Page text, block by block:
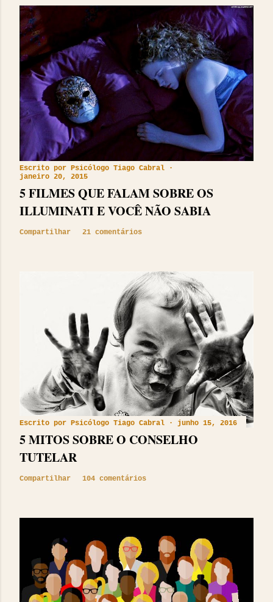
Escrito por Psicólogo Tiago Cabral
janeiro 20, 2015
5 FILMES QUE FALAM SOBRE OS
ILLUMINATI E VOCÊ NÃO SABIA
Compartilhar 21 comentários
Escrito por Psicólogo Tiago Cabral junho 15, 2016
5 MITOS SOBRE O CONSELHO
TUTELAR
Compartilhar 104 comentários